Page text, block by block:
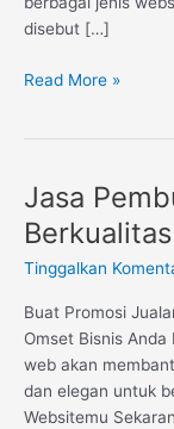
disebut […]
Read More »
Jasa
Berkualitas
Tinggalkan
Buat Promosi
Omset Bisnis Anda
web akan
dan elegan untuk
Websitemu
Jasa
Pembuatan
Website
Murah